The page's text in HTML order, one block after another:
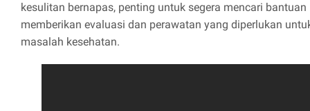
kesulitan bernapas, penting untuk segera mencari
memberikan evaluasi dan perawatan yang diperlukan
masalah kesehatan.